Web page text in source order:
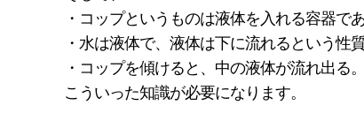
・コップというものは液体を入れる容器であ
・水は液体で、液体は下に流れるという性質
・コップを傾けると、中の液体が流れ出る。
こういった知識が必要になります。